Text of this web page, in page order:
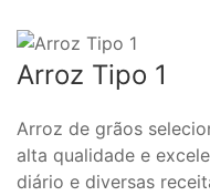
Arroz Tipo 1
Arroz de grãos
alta qualidade e
diário e diversas